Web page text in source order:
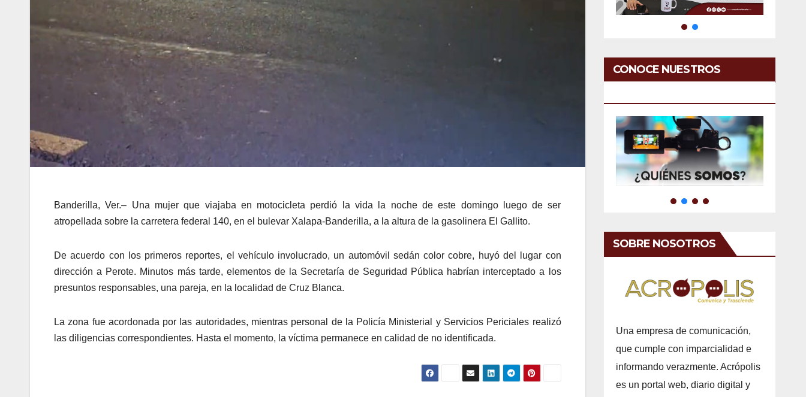
Banderilla, Ver.– Una mujer que viajaba en motocicleta perdió la vida la noche de este domingo luego de ser
atropellada sobre la carretera federal 140, en el bulevar Xalapa-Banderilla, a la altura de la gasolinera El Gallito.
De acuerdo con los primeros reportes, el vehículo involucrado, un automóvil sedán color cobre, huyó del lugar con
dirección a Perote. Minutos más tarde, elementos de la Secretaría de Seguridad Pública habrían interceptado a los
presuntos responsables, una pareja, en la localidad de Cruz Blanca.
La zona fue acordonada por las autoridades, mientras personal de la Policía Ministerial y Servicios Periciales realizó
las diligencias correspondientes. Hasta el momento, la víctima permanece en calidad de no identificada.
CONOCE NUESTROS
SOBRE NOSOTROS
Una empresa de comunicación,
que cumple con imparcialidad e
informando verazmente. Acrópolis
es un portal web, diario digital y